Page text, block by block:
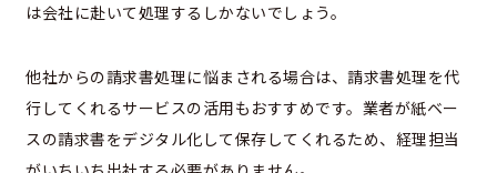
は会社に赴いて処理するしかないでしょう。
他社からの請求書処理に悩まされる場合は、請求書処理を代
行してくれるサービスの活用もおすすめです。業者が紙ベー
スの請求書をデジタル化して保存してくれるため、経理担当